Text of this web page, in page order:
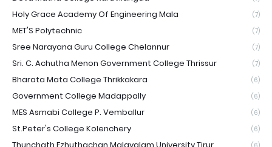
Holy Grace Academy Of Engineering Mala (7)
MET'S Polytechnic (7)
Sree Narayana Guru College Chelannur (7)
Sri. C. Achutha Menon Government College Thrissur (7)
Bharata Mata College Thrikkakara (6)
Government College Madappally (6)
MES Asmabi College P. Vemballur (6)
St.Peter's College Kolenchery (6)